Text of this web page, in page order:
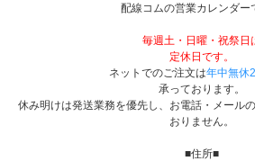
配線コムの営業カレンダー
毎週土・日曜・祝祭日
定休日です。
ネットでのご注文は年中無休
承っております。
休み明けは発送業務を優先し、お電話・メール
おりません。
■住所■